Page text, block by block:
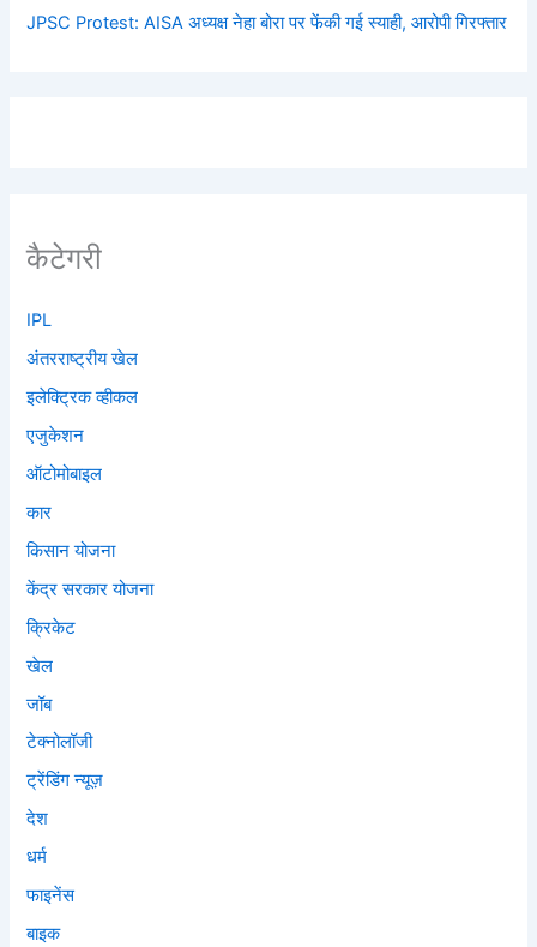
JPSC Protest: AISA अध्यक्ष नेहा बोरा पर फेंकी गई स्याही, आरोपी गिरफ्तार
कैटेगरी
IPL
अंतरराष्ट्रीय खेल
इलेक्ट्रिक व्हीकल
एजुकेशन
ऑटोमोबाइल
कार
किसान योजना
केंद्र सरकार योजना
क्रिकेट
खेल
जॉब
टेक्नोलॉजी
ट्रेंडिंग न्यूज़
देश
धर्म
फाइनेंस
बाइक